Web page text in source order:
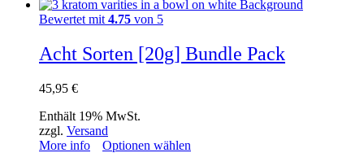
Bewertet mit 4.75 von 5
Acht Sorten [20g] Bundle Pack
45,95 €
Enthält 19% MwSt.
zzgl. Versand
More info
Optionen wählen